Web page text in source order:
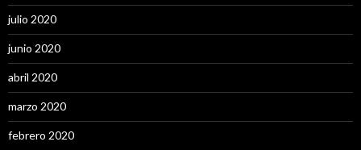
julio 2020
junio 2020
abril 2020
marzo 2020
febrero 2020